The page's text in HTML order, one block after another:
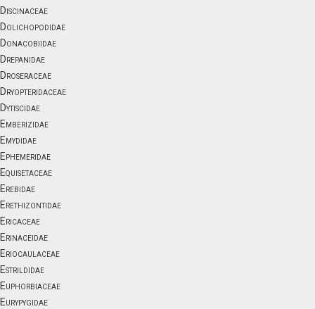
Discinaceae
Dolichopodidae
Donacobiidae
Drepanidae
Droseraceae
Dryopteridaceae
Dytiscidae
Emberizidae
Emydidae
Ephemeridae
Equisetaceae
Erebidae
Erethizontidae
Ericaceae
Erinaceidae
Eriocaulaceae
Estrildidae
Euphorbiaceae
Eurypygidae